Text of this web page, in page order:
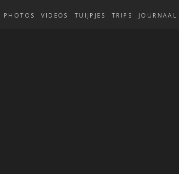
TRIPS
TUIJPJES
VIDEOS
PHOTOS